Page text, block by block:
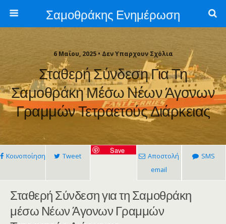
Σαμοθράκης Ενημέρωση
6 Μαΐου, 2025 • Δεν Υπαρχουν Σχόλια
Σταθερή Σύνδεση Για Τη
Σαμοθράκη Μέσω Νέων Άγονων
Γραμμών Τετραετούς Διάρκειας
Κοινοποίηση Tweet
Save
Αποστολή
email
SMS
Σταθερή Σύνδεση για τη Σαμοθράκη
μέσω Νέων Άγονων Γραμμών